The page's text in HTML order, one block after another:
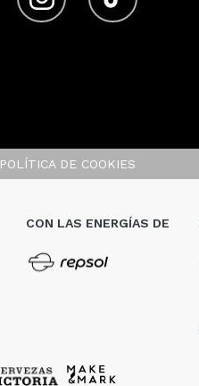
POLÍTICA DE COOKIES
CON LAS ENERGÍAS DE